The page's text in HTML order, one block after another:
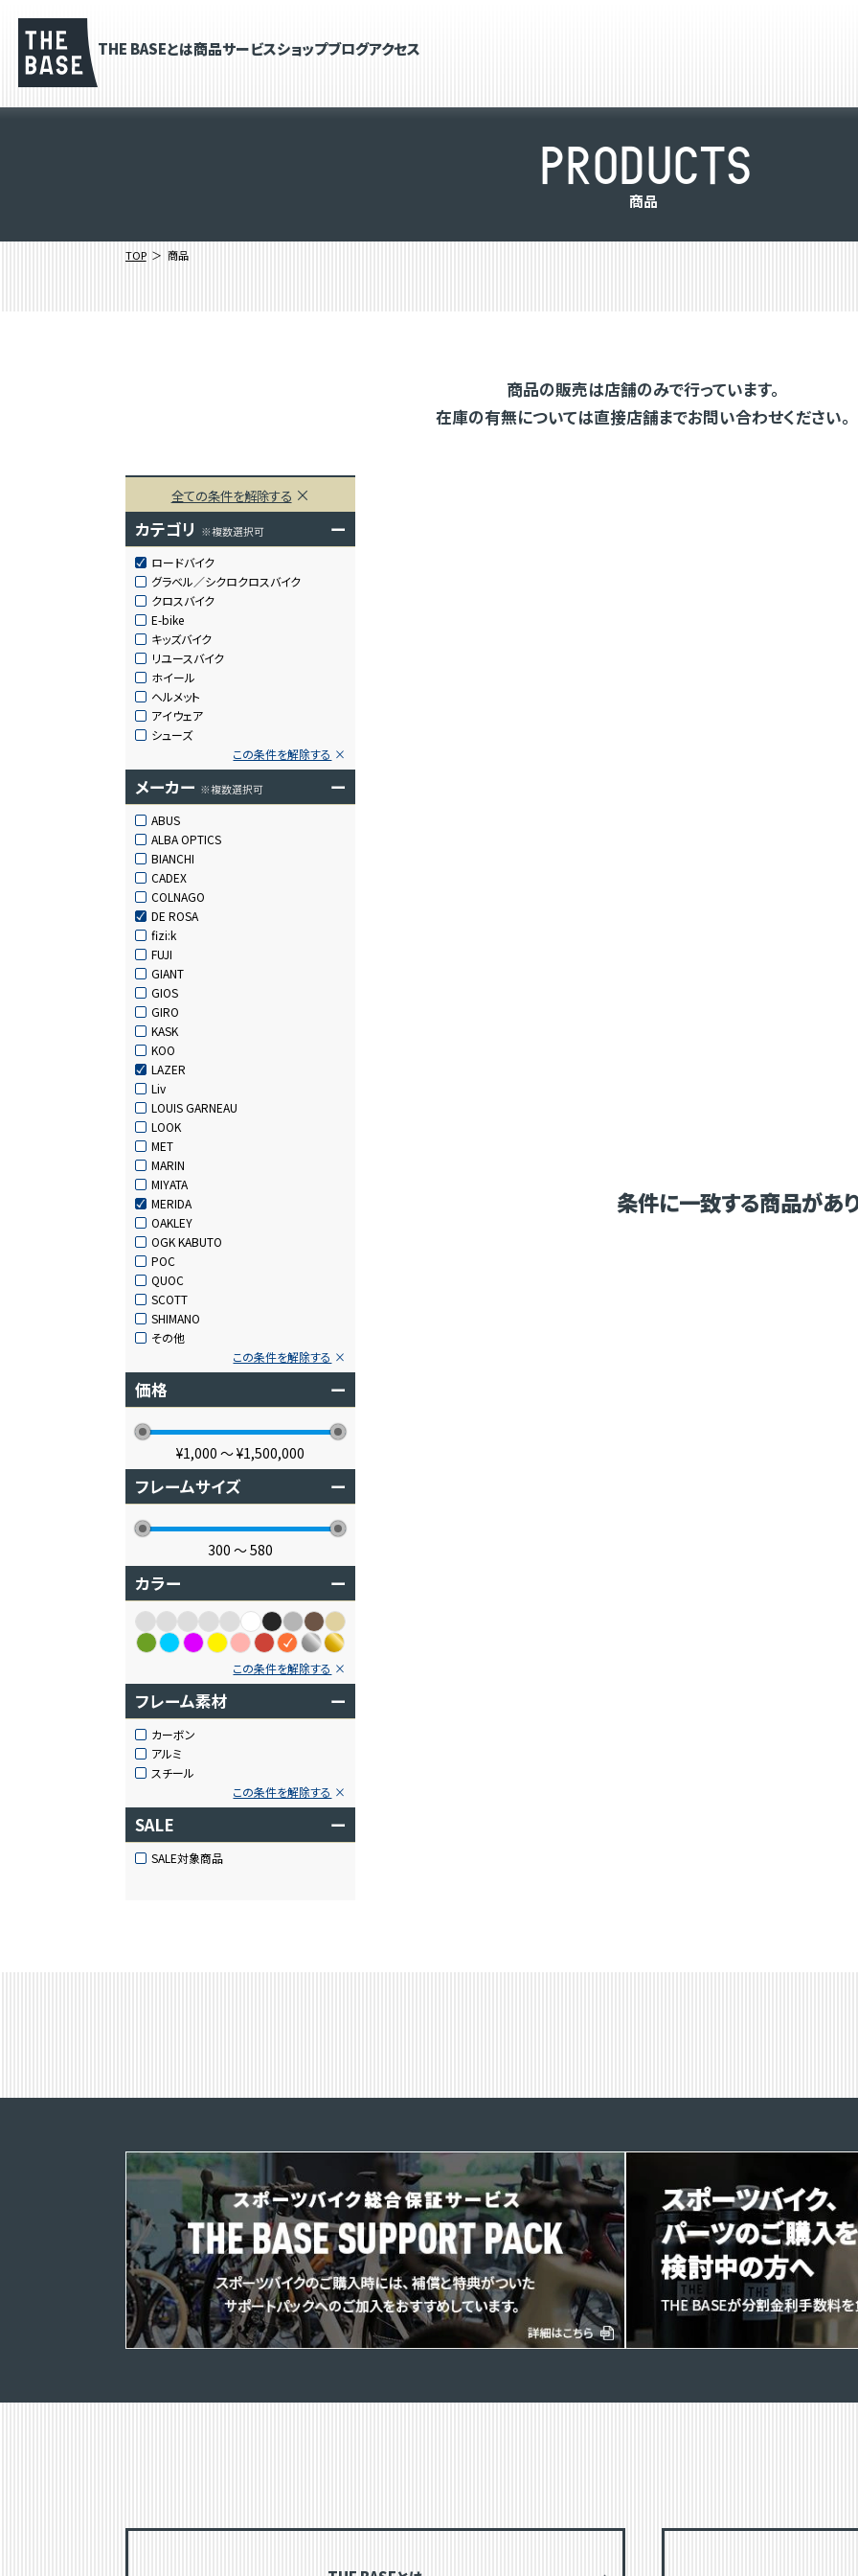
THE BASEとは商品サービスショップブログアクセス
PRODUCTS
商品
TOP 商品
商品の販売は店舗のみで行っています。
在庫の有無については直接店舗までお問い合わせください。
全ての条件を解除する
カテゴリ ※複数選択可 ー
ロードバイク
グラベル／シクロクロスバイク
クロスバイク
E-bike
キッズバイク
リユースバイク
ホイール
ヘルメット
アイウェア
シューズ
この条件を解除する
メーカー ※複数選択可 ー
ABUS
ALBA OPTICS
BIANCHI
CADEX
COLNAGO
DE ROSA
fizi:k
FUJI
GIANT
GIOS
GIRO
KASK
KOO
LAZER
Liv
LOUIS GARNEAU
LOOK
MET
MARIN
MIYATA
MERIDA
OAKLEY
OGK KABUTO
POC
QUOC
SCOTT
SHIMANO
その他
この条件を解除する
価格 ー
¥1,000 〜¥1,500,000
フレームサイズ ー
300 〜580
カラー ー
この条件を解除する
フレーム素材 ー
カーボン
アルミ
スチール
この条件を解除する
SALE ー
SALE対象商品
条件に一致する商品があ